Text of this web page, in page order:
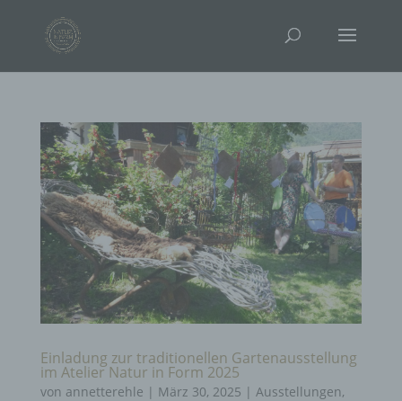
Einladung zur traditionellen Gartenausstellung
im Atelier Natur in Form 2025
von annetterehle | März 30, 2025 | Ausstellungen,